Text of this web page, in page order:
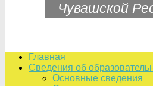
Чувашской
Главная
Сведения об
Основные сведения